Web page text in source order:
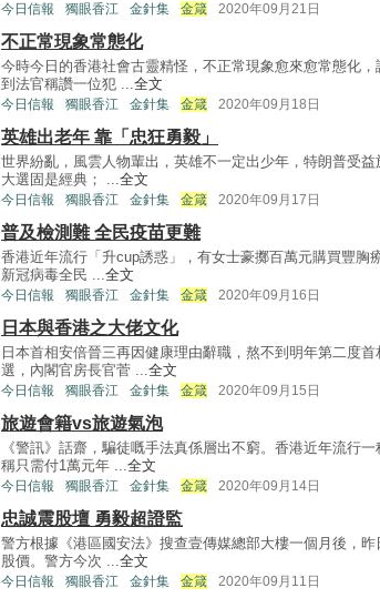
今日信報 獨眼香江 金針集 金箴 2020年09月21日
不正常現象常態化
今時今日的香港社會古靈精怪，不正常現象愈來愈常態化
到法官稱讚一位犯 ...全文
今日信報 獨眼香江 金針集 金箴 2020年09月18日
英雄出老年 靠「忠狂勇毅」
世界紛亂，風雲人物輩出，英雄不一定出少年，特朗普受
大選固是經典； ...全文
今日信報 獨眼香江 金針集 金箴 2020年09月17日
普及檢測難 全民疫苗更難
香港近年流行「升cup誘惑」，有女士豪擲百萬元購買豐胸
新冠病毒全民 ...全文
今日信報 獨眼香江 金針集 金箴 2020年09月16日
日本與香港之大佬文化
日本首相安倍晉三再因健康理由辭職，熬不到明年第二度
選，內閣官房長官菅 ...全文
今日信報 獨眼香江 金針集 金箴 2020年09月15日
旅遊會籍vs旅遊氣泡
《警訊》話齋，騙徒嘅手法真係層出不窮。香港近年流行
稱只需付1萬元年 ...全文
今日信報 獨眼香江 金針集 金箴 2020年09月14日
忠誠震股壇 勇毅超證監
警方根據《港區國安法》搜查壹傳媒總部大樓一個月後，
股價。警方今次 ...全文
今日信報 獨眼香江 金針集 金箴 2020年09月11日